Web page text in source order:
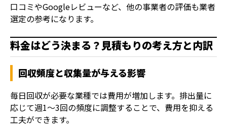
口コミやGoogleレビューなど、他の事業者の評価も業者
選定の参考になります。
料金はどう決まる？見積もりの考え方と内訳
回収頻度と収集量が与える影響
毎日回収が必要な業種では費用が増加します。排出量に
応じて週1〜3回の頻度に調整することで、費用を抑える
工夫ができます。